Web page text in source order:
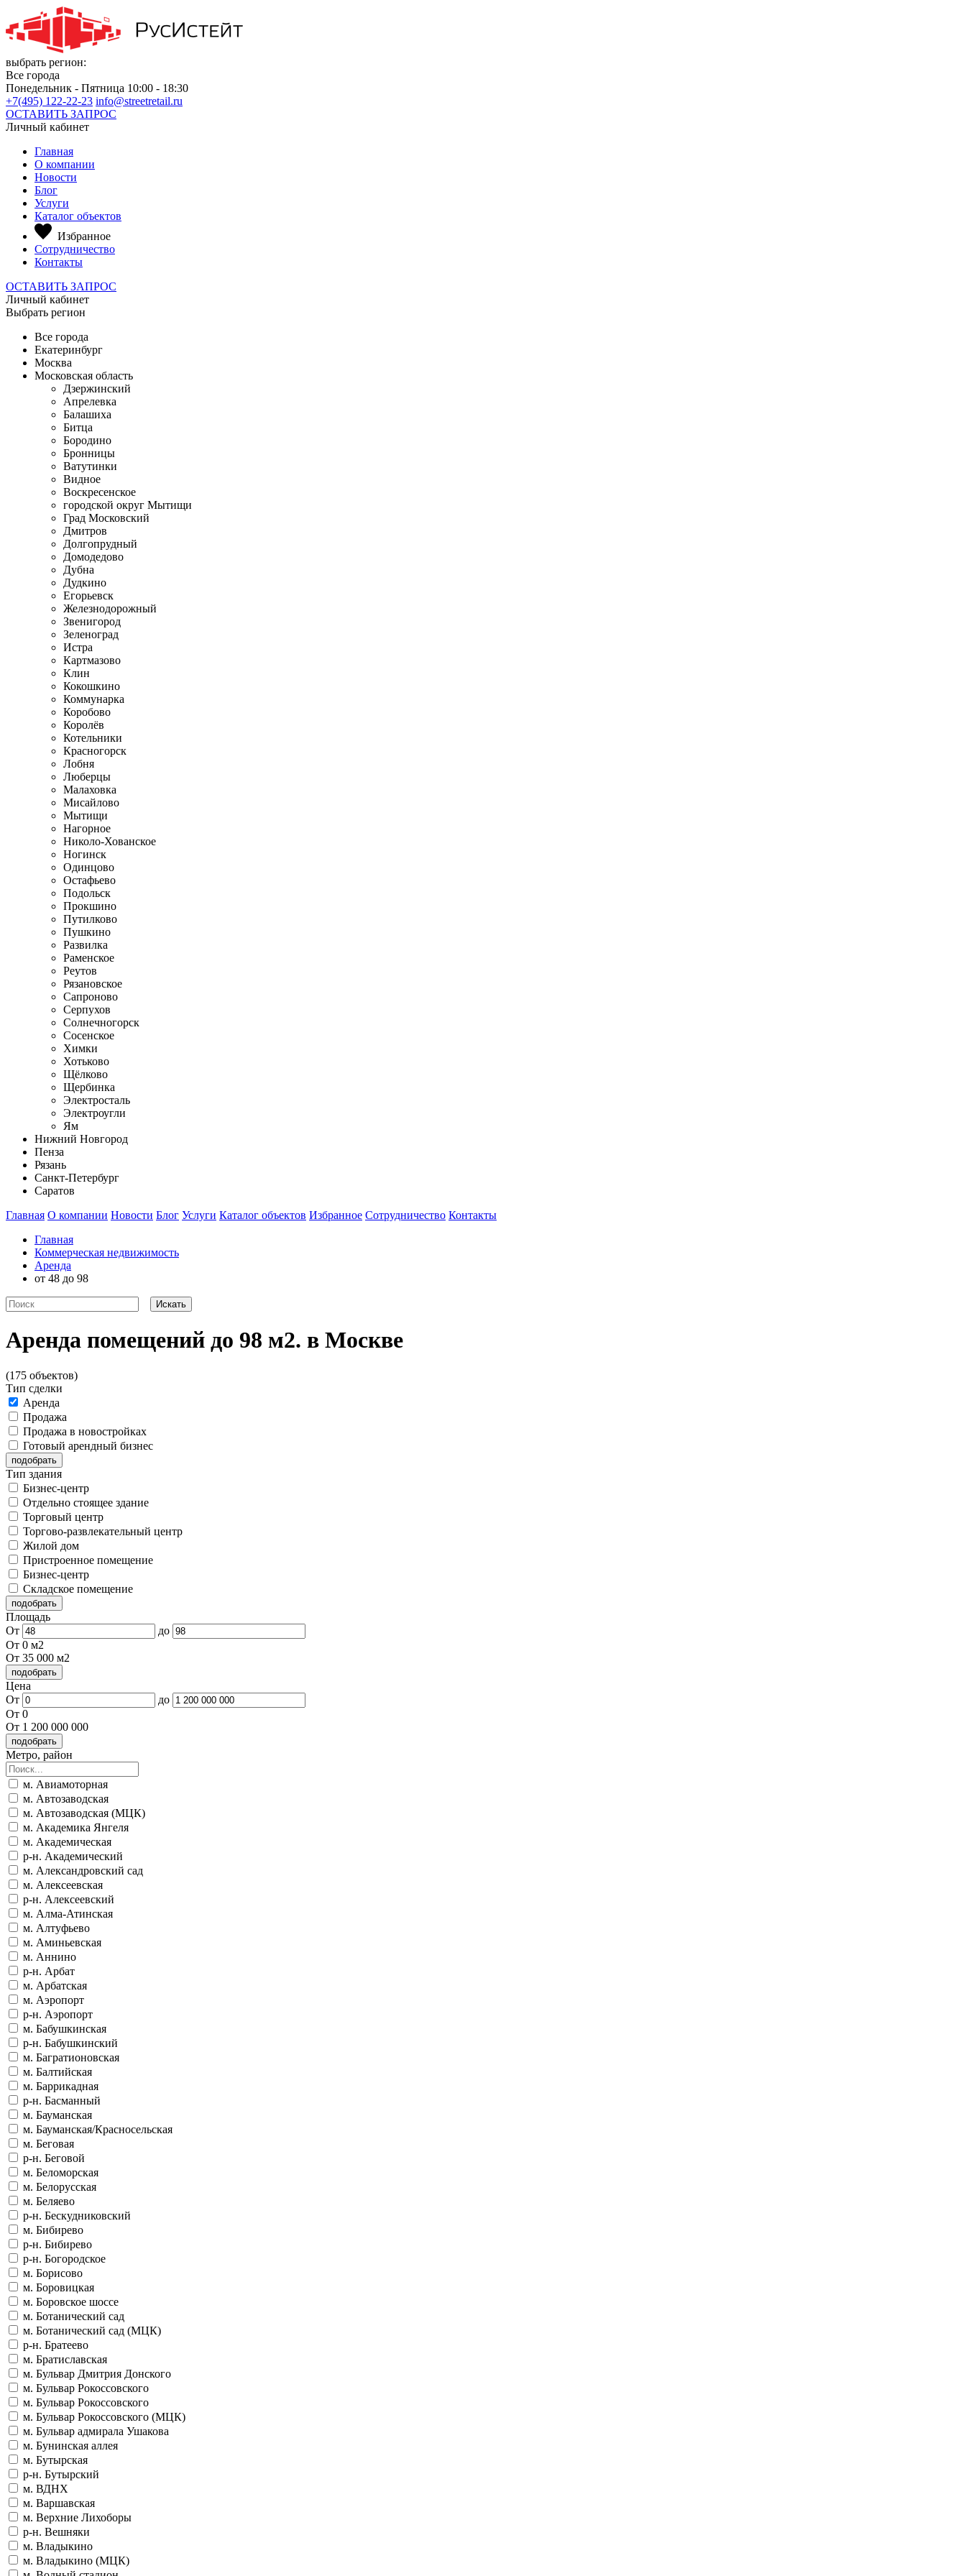
выбрать регион:
Все города
Понедельник - Пятница 10:00 - 18:30
+7(495) 122-22-23 info@streetretail.ru
ОСТАВИТЬ ЗАПРОС
Личный кабинет
Главная
О компании
Новости
Блог
Услуги
Каталог объектов
Избранное
Сотрудничество
Контакты
ОСТАВИТЬ ЗАПРОС
Личный кабинет
Выбрать регион
Все города
Екатеринбург
Москва
Московская область
Дзержинский
Апрелевка
Балашиха
Битца
Бородино
Бронницы
Ватутинки
Видное
Воскресенское
городской округ Мытищи
Град Московский
Дмитров
Долгопрудный
Домодедово
Дубна
Дудкино
Егорьевск
Железнодорожный
Звенигород
Зеленоград
Истра
Картмазово
Клин
Кокошкино
Коммунарка
Коробово
Королёв
Котельники
Красногорск
Лобня
Люберцы
Малаховка
Мисайлово
Мытищи
Нагорное
Николо-Хованское
Ногинск
Одинцово
Остафьево
Подольск
Прокшино
Путилково
Пушкино
Развилка
Раменское
Реутов
Рязановское
Сапроново
Серпухов
Солнечногорск
Сосенское
Химки
Хотьково
Щёлково
Щербинка
Электросталь
Электроугли
Ям
Нижний Новгород
Пенза
Рязань
Санкт-Петербург
Саратов
Главная О компании Новости Блог Услуги Каталог объектов Избранное Сотрудничество Контакты
Главная
Коммерческая недвижимость
Аренда
от 48 до 98
Аренда помещений до 98 м2. в Москве
(175 объектов)
Тип сделки
Аренда
Продажа
Продажа в новостройках
Готовый арендный бизнес
Тип здания
Бизнес-центр
Отдельно стоящее здание
Торговый центр
Торгово-развлекательный центр
Жилой дом
Пристроенное помещение
Бизнес-центр
Складское помещение
Площадь
От
до
От 0 м2
От 35 000 м2
Цена
От
до
От 0
От 1 200 000 000
Метро, район
м. Авиамоторная
м. Автозаводская
м. Автозаводская (МЦК)
м. Академика Янгеля
м. Академическая
р-н. Академический
м. Александровский сад
м. Алексеевская
р-н. Алексеевский
м. Алма-Атинская
м. Алтуфьево
м. Аминьевская
м. Аннино
р-н. Арбат
м. Арбатская
м. Аэропорт
р-н. Аэропорт
м. Бабушкинская
р-н. Бабушкинский
м. Багратионовская
м. Балтийская
м. Баррикадная
р-н. Басманный
м. Бауманская
м. Бауманская/Красносельская
м. Беговая
р-н. Беговой
м. Беломорская
м. Белорусская
м. Беляево
р-н. Бескудниковский
м. Бибирево
р-н. Бибирево
р-н. Богородское
м. Борисово
м. Боровицкая
м. Боровское шоссе
м. Ботанический сад
м. Ботанический сад (МЦК)
р-н. Братеево
м. Братиславская
м. Бульвар Дмитрия Донского
м. Бульвар Рокоссовского
м. Бульвар Рокоссовского
м. Бульвар Рокоссовского (МЦК)
м. Бульвар адмирала Ушакова
м. Бунинская аллея
м. Бутырская
р-н. Бутырский
м. ВДНХ
м. Варшавская
м. Верхние Лихоборы
р-н. Вешняки
м. Владыкино
м. Владыкино (МЦК)